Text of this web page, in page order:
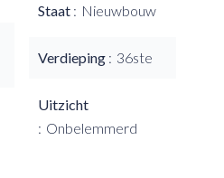
Staat Nieuwbouw
Verdieping 36ste
Uitzicht
Onbelemmerd